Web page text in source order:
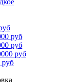
руб
руб
руб
руб